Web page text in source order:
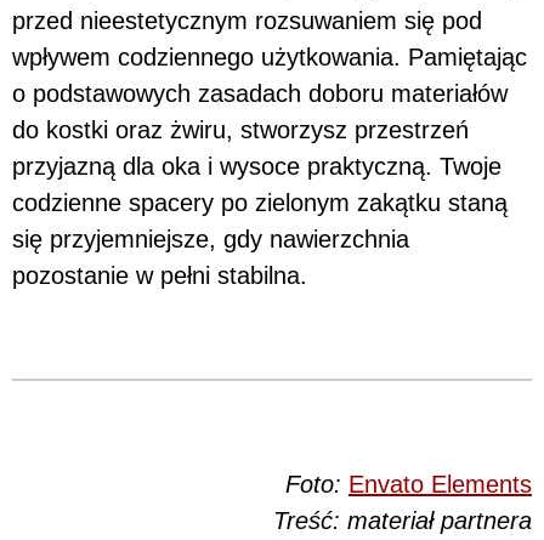
przed nieestetycznym rozsuwaniem się pod
wpływem codziennego użytkowania. Pamiętając
o podstawowych zasadach doboru materiałów
do kostki oraz żwiru, stworzysz przestrzeń
przyjazną dla oka i wysoce praktyczną. Twoje
codzienne spacery po zielonym zakątku staną
się przyjemniejsze, gdy nawierzchnia
pozostanie w pełni stabilna.
Foto: Envato Elements
Treść: materiał partnera